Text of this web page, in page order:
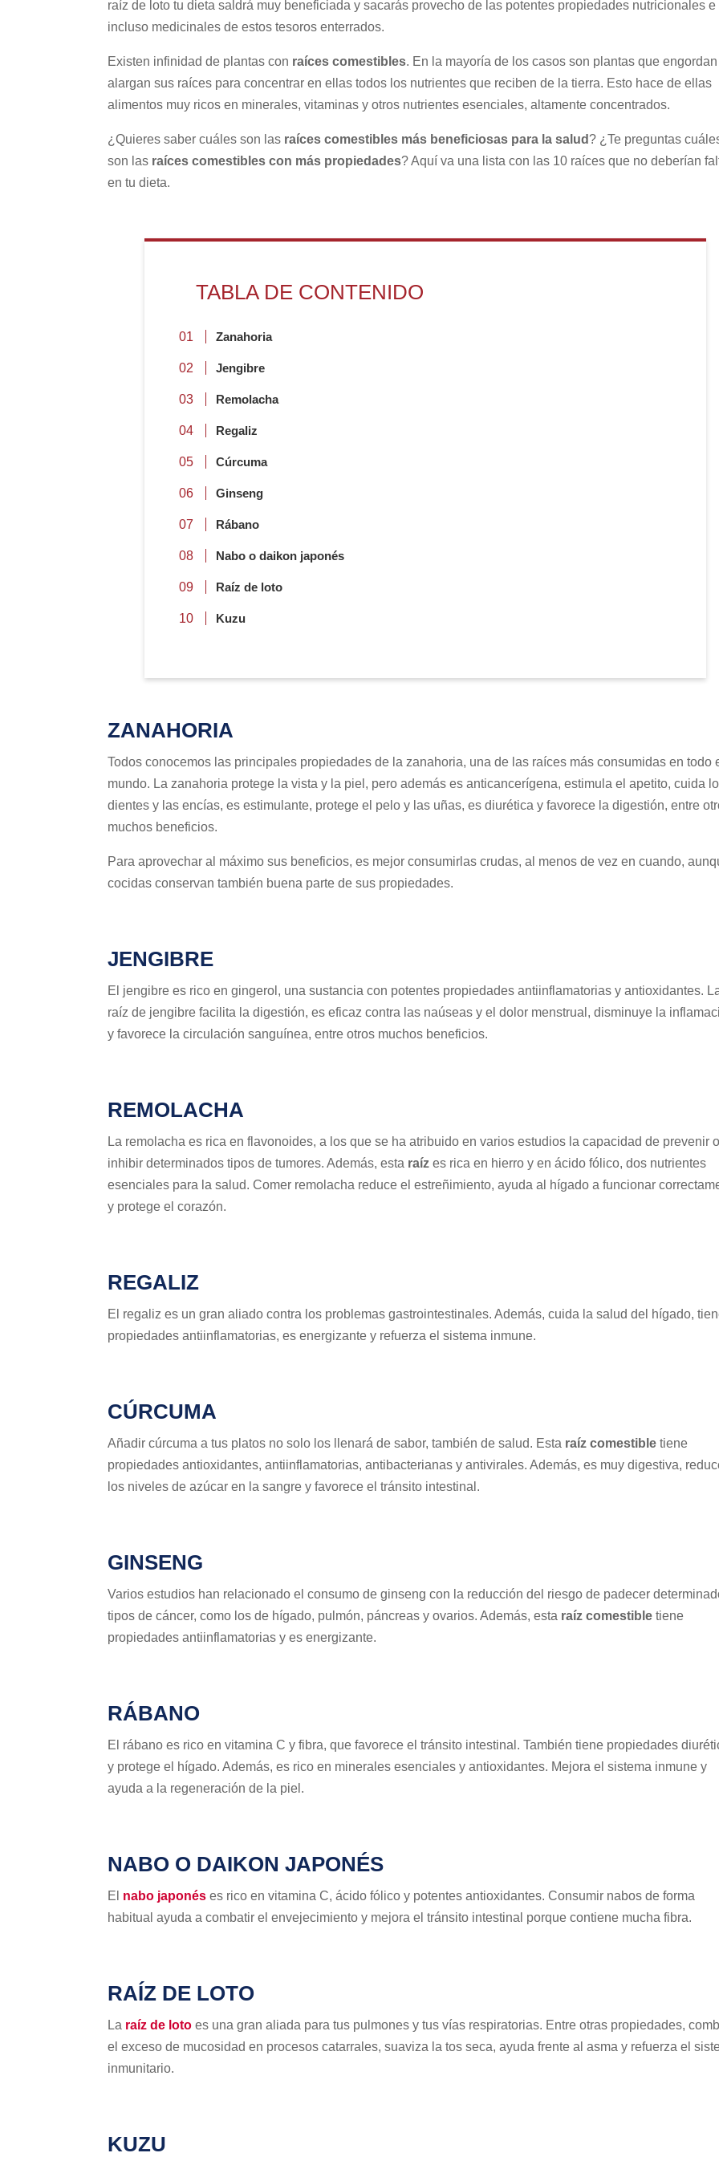
raíz de loto tu dieta saldrá muy beneficiada y sacarás provecho de las potentes propiedades nutricionales e
incluso medicinales de estos tesoros enterrados.
Existen infinidad de plantas con raíces comestibles. En la mayoría de los casos son plantas que
alargan sus raíces para concentrar en ellas todos los nutrientes que reciben de la tierra. Esto hace de ellas
alimentos muy ricos en minerales, vitaminas y otros nutrientes esenciales, altamente concentrados.
¿Quieres saber cuáles son las raíces comestibles más beneficiosas para la salud ? ¿Te preguntas
son las raíces comestibles con más propiedades? Aquí va una lista con las 10 raíces que no deberían
en tu dieta.
TABLA DE CONTENIDO
Zanahoria
Jengibre
Remolacha
Regaliz
Cúrcuma
Ginseng
Rábano
Nabo o daikon japonés
Raíz de loto
Kuzu
ZANAHORIA
Todos conocemos las principales propiedades de la zanahoria, una de las raíces más consumidas en todo
mundo. La zanahoria protege la vista y la piel, pero además es anticancerígena, estimula el apetito, cuida
dientes y las encías, es estimulante, protege el pelo y las uñas, es diurética y favorece la digestión, entre
muchos beneficios.
Para aprovechar al máximo sus beneficios, es mejor consumirlas crudas, al menos de vez en cuando,
cocidas conservan también buena parte de sus propiedades.
JENGIBRE
El jengibre es rico en gingerol, una sustancia con potentes propiedades antiinflamatorias y antioxidantes.
raíz de jengibre facilita la digestión, es eficaz contra las naúseas y el dolor menstrual, disminuye la
y favorece la circulación sanguínea, entre otros muchos beneficios.
REMOLACHA
La remolacha es rica en flavonoides, a los que se ha atribuido en varios estudios la capacidad de prevenir o
inhibir determinados tipos de tumores. Además, esta raíz es rica en hierro y en ácido fólico, dos nutrientes
esenciales para la salud. Comer remolacha reduce el estreñimiento, ayuda al hígado a funcionar
y protege el corazón.
REGALIZ
El regaliz es un gran aliado contra los problemas gastrointestinales. Además, cuida la salud del hígado,
propiedades antiinflamatorias, es energizante y refuerza el sistema inmune.
CÚRCUMA
Añadir cúrcuma a tus platos no solo los llenará de sabor, también de salud. Esta raíz comestible tiene
propiedades antioxidantes, antiinflamatorias, antibacterianas y antivirales. Además, es muy digestiva,
los niveles de azúcar en la sangre y favorece el tránsito intestinal.
GINSENG
Varios estudios han relacionado el consumo de ginseng con la reducción del riesgo de padecer
tipos de cáncer, como los de hígado, pulmón, páncreas y ovarios. Además, esta raíz comestible tiene
propiedades antiinflamatorias y es energizante.
RÁBANO
El rábano es rico en vitamina C y fibra, que favorece el tránsito intestinal. También tiene propiedades
y protege el hígado. Además, es rico en minerales esenciales y antioxidantes. Mejora el sistema inmune y
ayuda a la regeneración de la piel.
NABO O DAIKON JAPONÉS
El nabo japonés es rico en vitamina C, ácido fólico y potentes antioxidantes. Consumir nabos de forma
habitual ayuda a combatir el envejecimiento y mejora el tránsito intestinal porque contiene mucha fibra.
RAÍZ DE LOTO
La raíz de loto es una gran aliada para tus pulmones y tus vías respiratorias. Entre otras propiedades,
el exceso de mucosidad en procesos catarrales, suaviza la tos seca, ayuda frente al asma y refuerza el
inmunitario.
KUZU